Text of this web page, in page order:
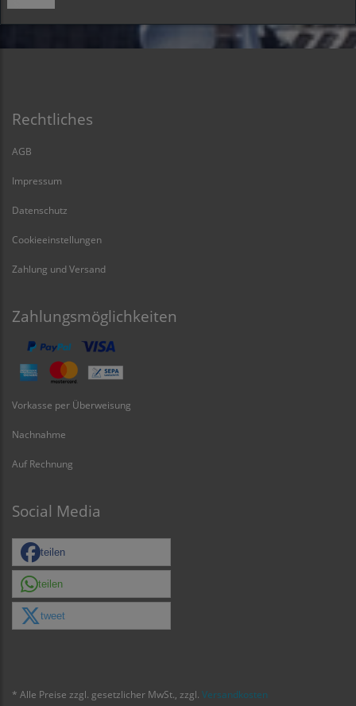
Rechtliches
AGB
Impressum
Datenschutz
Cookieeinstellungen
Zahlung und Versand
Zahlungsmöglichkeiten
Vorkasse per Überweisung
Nachnahme
Auf Rechnung
Social Media
teilen
teilen
tweet
* Alle Preise zzgl. gesetzlicher MwSt., zzgl. Versandkosten